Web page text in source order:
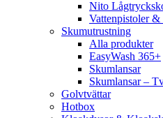
Nito
Vattenpistoler
Skumutrustning
Alla produkter
EasyWash 365+
Skumlansar
Skumlansar –
Golvtvättar
Hotbox